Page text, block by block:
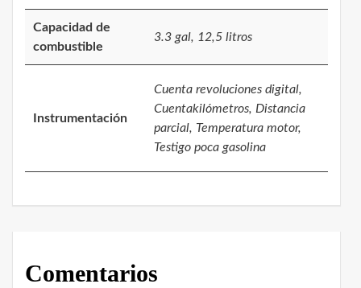
Capacidad de
combustible
3.3 gal, 12,5 litros
Instrumentación
Cuenta revoluciones digital,
Cuentakilómetros, Distancia
parcial, Temperatura motor,
Testigo poca gasolina
Comentarios